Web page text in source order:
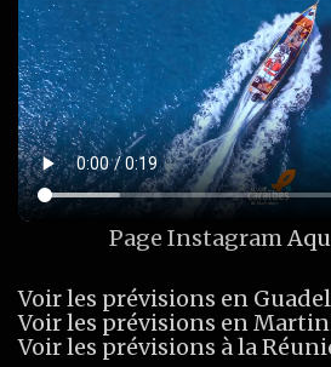
Page Instagram
Voir les prévisions en
Voir les prévisions en
Voir les prévisions à la